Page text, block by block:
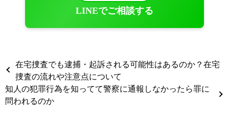
LINEでご相談する
在宅捜査でも逮捕・起訴される可能性はあるのか？在宅
捜査の流れや注意点について
知人の犯罪行為を知ってて警察に通報しなかったら罪に
問われるのか